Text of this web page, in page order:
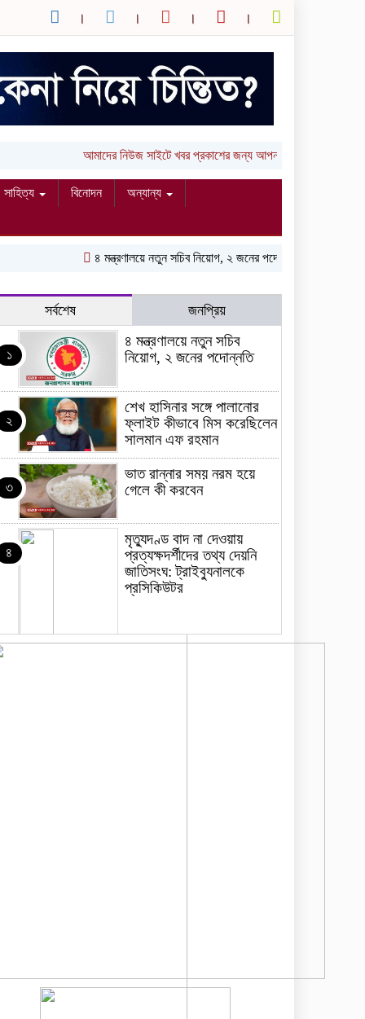
আমাদের নিউজ সাইটে খবর প্রকাশের জন্য আপনার লিখা (তথ্য, ছবি ও
সাহিত্য বিনোদন
অন্যান্য
৪ মন্ত্রণালয়ে নতুন সচিব নিয়োগ, ২ জনের পদোন্নতি
সর্বশেষ জনপ্রিয়
১
৪ মন্ত্রণালয়ে নতুন সচিব
নিয়োগ, ২ জনের পদোন্নতি
২
শেখ হাসিনার সঙ্গে পালানোর
ফ্লাইট কীভাবে মিস করেছিলেন
সালমান এফ রহমান
৩
ভাত রান্নার সময় নরম হয়ে
গেলে কী করবেন
৪
মৃত্যুদণ্ড বাদ না দেওয়ায়
প্রত্যক্ষদর্শীদের তথ্য দেয়নি
জাতিসংঘ: ট্রাইব্যুনালকে
প্রসিকিউটর